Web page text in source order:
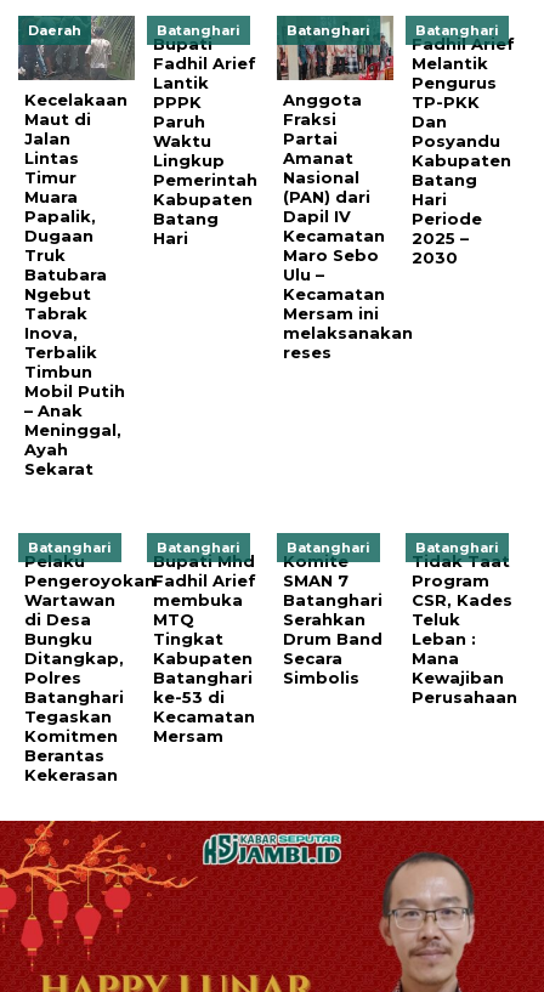
Daerah
Kecelakaan
Maut di
Jalan
Lintas
Timur
Muara
Papalik,
Dugaan
Truk
Batubara
Ngebut
Tabrak
Inova,
Terbalik
Timbun
Mobil Putih
– Anak
Meninggal,
Ayah
Sekarat
Batanghari
Bupati
Fadhil Arief
Lantik
PPPK
Paruh
Waktu
Lingkup
Pemerintah
Kabupaten
Batang
Hari
Batanghari
Anggota
Fraksi
Partai
Amanat
Nasional
(PAN) dari
Dapil IV
Kecamatan
Maro Sebo
Ulu –
Kecamatan
Mersam ini
melaksanakan
reses
Batanghari
Fadhil Arief
Melantik
Pengurus
TP-PKK
Dan
Posyandu
Kabupaten
Batang
Hari
Periode
2025 –
2030
Batanghari
Pelaku
Pengeroyokan
Wartawan
di Desa
Bungku
Ditangkap,
Polres
Batanghari
Tegaskan
Komitmen
Berantas
Kekerasan
Batanghari
Bupati Mhd
Fadhil Arief
membuka
MTQ
Tingkat
Kabupaten
Batanghari
ke-53 di
Kecamatan
Mersam
Batanghari
Komite
SMAN 7
Batanghari
Serahkan
Drum Band
Secara
Simbolis
Batanghari
Tidak Taat
Program
CSR, Kades
Teluk
Leban :
Mana
Kewajiban
Perusahaan